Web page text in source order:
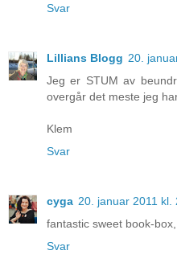
Svar
Lillians Blogg 20.
Jeg er STUM av
overgår det meste jeg
Klem
Svar
cyga 20. januar 2011 kl.
fantastic sweet book-box,
Svar